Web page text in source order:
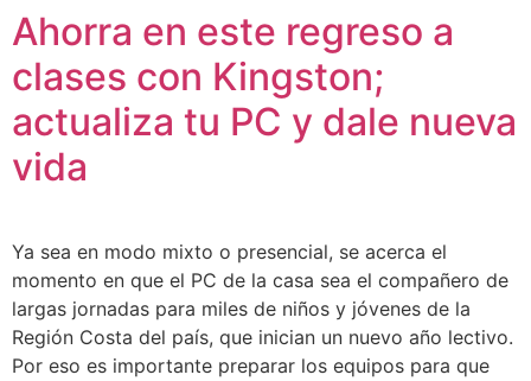
Ahorra en este regreso a
clases con Kingston;
actualiza tu PC y dale nueva
vida
Ya sea en modo mixto o presencial, se acerca el
momento en que el PC de la casa sea el compañero de
largas jornadas para miles de niños y jóvenes de la
Región Costa del país, que inician un nuevo año lectivo.
Por eso es importante preparar los equipos para que